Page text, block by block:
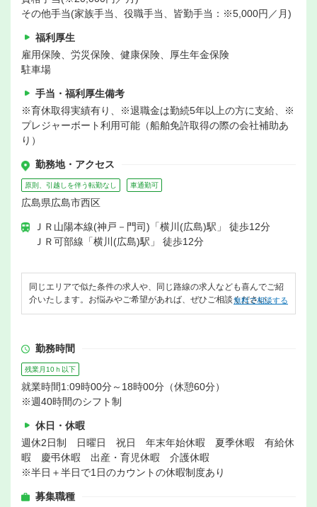
その他手当(家族手当、役職手当、皆勤手当：※5,000円／月)
福利厚生
雇用保険、労災保険、健康保険、厚生年金保険
駐車場
手当・福利厚生備考
※育休取得実績有り、※退職金は勤続5年以上の方に支給、※
プレジャーボート利用可能（船舶免許取得の際の会社補助あ
り）
勤務地・アクセス
原則、引越しを伴う転勤なし 車通勤可
広島県広島市西区
ＪＲ山陽本線(神戸－門司)「横川(広島)駅」 徒歩12分
ＪＲ可部線「横川(広島)駅」 徒歩12分
同じエリアで似た条件の求人や、同じ路線の求人なども喜んでご紹
介いたします。お悩みやご希望があれば、ぜひご相談ください。
無料で相談する
勤務時間
残業月10ｈ以下
就業時間1:09時00分～18時00分（休憩60分）
※週40時間のシフト制
休日・休暇
週休2日制 日曜日 祝日 年末年始休暇 夏季休暇 有給休
暇 慶弔休暇 出産・育児休暇 介護休暇
※半日＋半日で1日のカウントの休暇制度あり
募集職種